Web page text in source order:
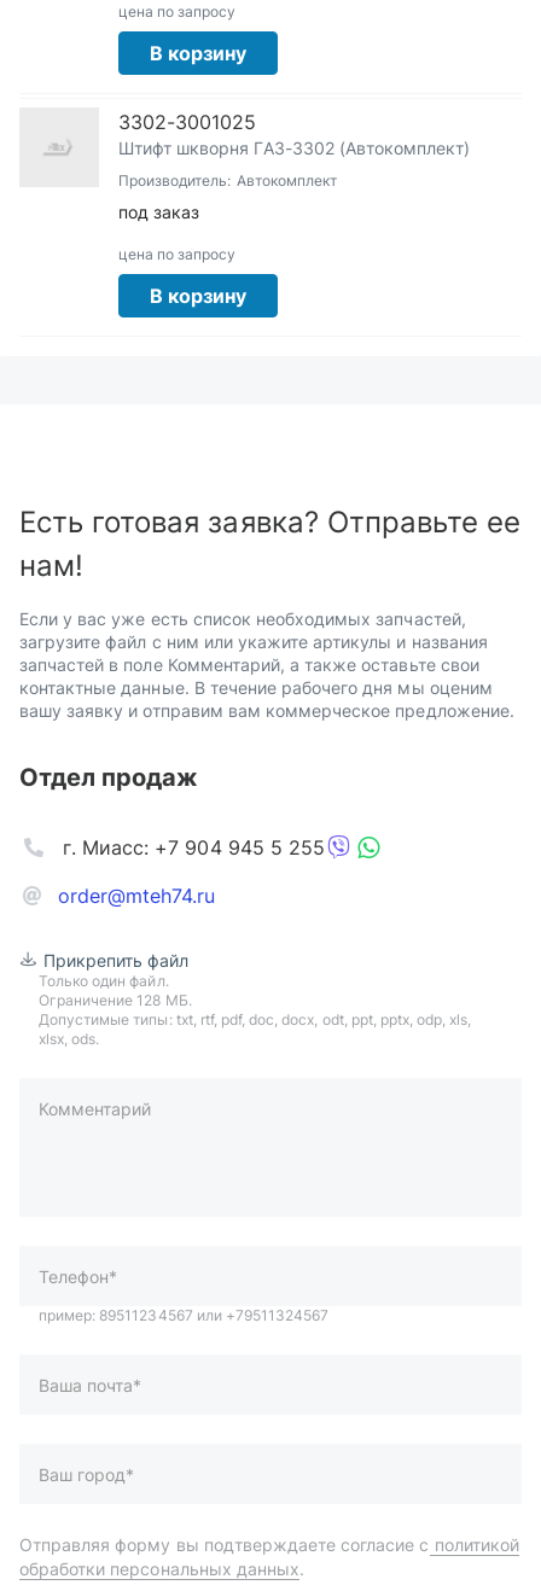
цена по запросу
В корзину
3302-3001025
Штифт шкворня ГАЗ-3302 (Автокомплект)
Производитель: Автокомплект
под заказ
цена по запросу
В корзину
Есть готовая заявка? Отправьте ее
нам!
Если у вас уже есть список необходимых запчастей,
загрузите файл с ним или укажите артикулы и названия
запчастей в поле Комментарий, а также оставьте свои
контактные данные. В течение рабочего дня мы оценим
вашу заявку и отправим вам коммерческое предложение.
Отдел продаж
order@mteh74.ru
г. Миасс: +7 904 945 5 255
Прикрепить файл
Только один файл.
Ограничение 128 МБ.
Допустимые типы: txt, rtf, pdf, doc, docx, odt, ppt, pptx, odp, xls,
xlsx, ods.
Комментарий
пример: 89511234567 или +79511324567
Отправить
Автозапчасти и комплектующие